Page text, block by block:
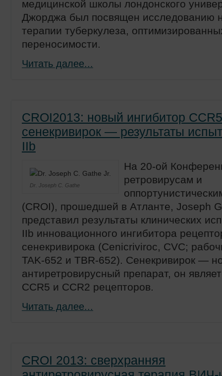
медицинской школы лондонского
Джорджа был посвящен исследованию
терапии туберкулеза,
переносимости.
Читать далее...
CROI2013: новый ингибитор CCR5
сенекривирок — результаты
IIb
Dr. Joseph C. Gathe
На 20-ой
ретровирусам и
(CROI), прошедшей в Атланте, Joseph
представил результаты клинических
IIb инновационного ингибитора
сенекривирока (Cenicriviroc, CVC;
TAK-652 и TBR-652). Сенекривирок —
антиретровирусный препарат, он
CCR5 и CCR2 рецепторов.
Читать далее...
CROI 2013: сверхранняя